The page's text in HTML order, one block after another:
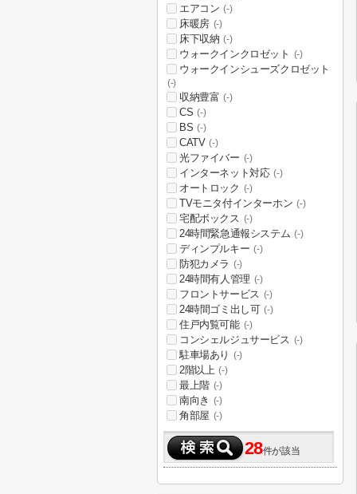
エアコン (-)
床暖房 (-)
床下収納 (-)
ウォークインクロゼット (-)
ウォークインシューズクロゼット
(-)
収納豊富 (-)
CS (-)
BS (-)
CATV (-)
光ファイバー (-)
インターネット対応 (-)
オートロック (-)
TVモニタ付インターホン (-)
宅配ボックス (-)
24時間緊急通報システム (-)
ディンプルキー (-)
防犯カメラ (-)
24時間有人管理 (-)
フロントサービス (-)
24時間ゴミ出し可 (-)
住戸内覧可能 (-)
コンシェルジュサービス (-)
駐車場あり (-)
2階以上 (-)
最上階 (-)
南向き (-)
角部屋 (-)
28件が該当